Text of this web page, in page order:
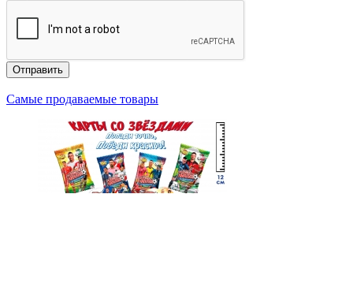
Самые продаваемые товары